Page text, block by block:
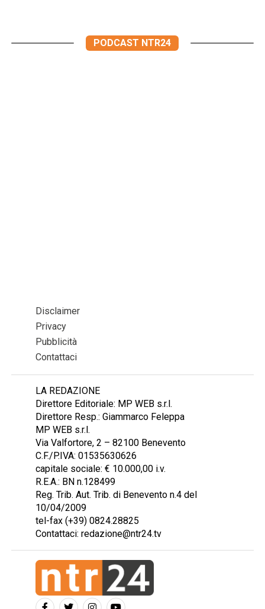
PODCAST NTR24
Disclaimer
Privacy
Pubblicità
Contattaci
LA REDAZIONE
Direttore Editoriale: MP WEB s.r.l.
Direttore Resp.: Giammarco Feleppa
MP WEB s.r.l.
Via Valfortore, 2 – 82100 Benevento
C.F./P.IVA: 01535630626
capitale sociale: € 10.000,00 i.v.
R.E.A.: BN n.128499
Reg. Trib. Aut. Trib. di Benevento n.4 del
10/04/2009
tel-fax (+39) 0824.28825
Contattaci: redazione@ntr24.tv